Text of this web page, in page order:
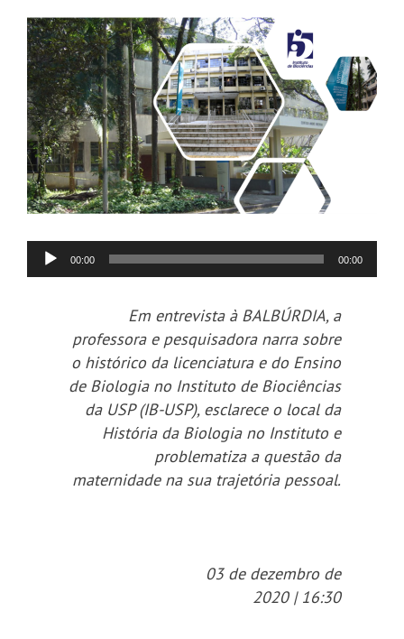
Tocador
00:00 00:00
Em entrevista à BALBÚRDIA, a
professora e pesquisadora narra sobre
o histórico da licenciatura e do Ensino
de Biologia no Instituto de Biociências
da USP (IB-USP), esclarece o local da
História da Biologia no Instituto e
problematiza a questão da
maternidade na sua trajetória pessoal.
03 de dezembro de
2020 | 16:30